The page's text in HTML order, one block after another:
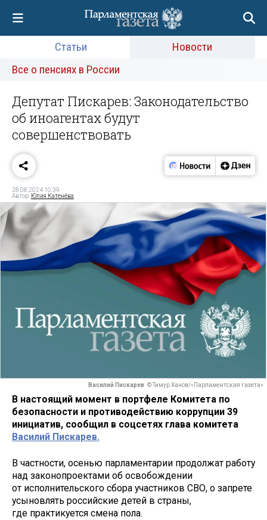
Статьи
Новости
Все о пенсиях в России
Депутат Пискарев: Законодательство
об иноагентах будут
совершенствовать
28.08.2024 10:39
Автор: Юлия Катенёва
Василий Пискарев © Тимур Ханов/«Парламентская газета»
В настоящий момент в портфеле Комитета по
безопасности и противодействию коррупции 39
инициатив, сообщил в соцсетях глава комитета
Василий Пискарев.
В частности, осенью парламентарии продолжат работу
над законопроектами об освобождении
от исполнительского сбора участников СВО, о запрете
усыновлять российские детей в страны,
где практикуется смена пола.